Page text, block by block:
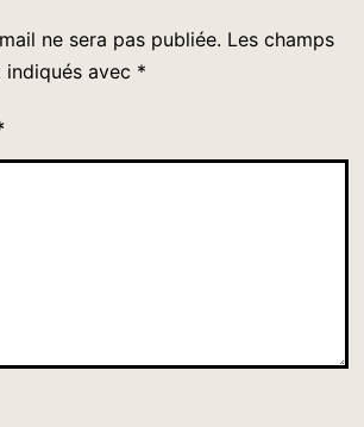
ne sera pas publiée. Les champs
avec *